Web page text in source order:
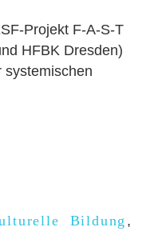
Projekt F-A-S-T
HFBK Dresden)
systemischen
Bildung ,